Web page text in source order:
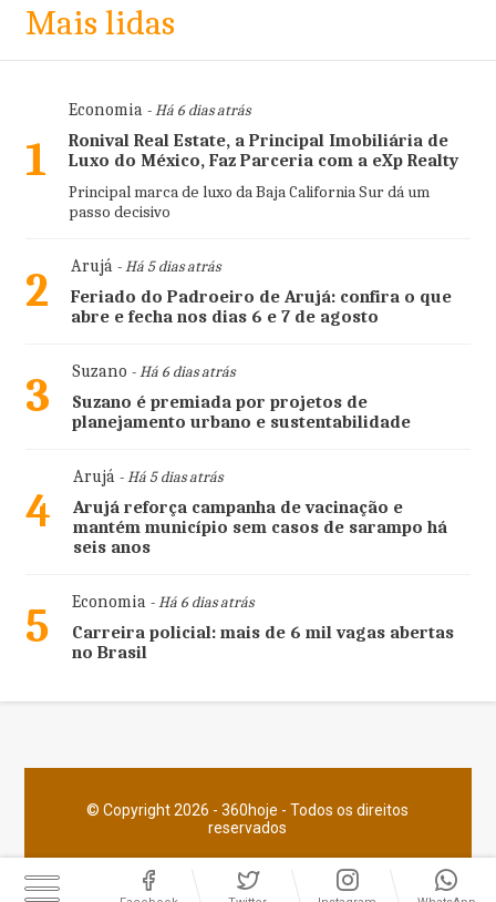
Mais lidas
1
Economia- Há 6 dias atrás
Ronival Real Estate, a Principal Imobiliária de
Luxo do México, Faz Parceria com a eXp Realty
Principal marca de luxo da Baja California Sur dá um
passo decisivo
2 Arujá- Há 5 dias atrás
Feriado do Padroeiro de Arujá: confira o que
abre e fecha nos dias 6 e 7 de agosto
3 Suzano - Há 6 dias atrás
Suzano é premiada por projetos de
planejamento urbano e sustentabilidade
4
Arujá- Há 5 dias atrás
Arujá reforça campanha de vacinação e
mantém município sem casos de sarampo há
seis anos
5 Economia- Há 6 dias atrás
Carreira policial: mais de 6 mil vagas abertas
no Brasil
© Copyright 2026 - 360hoje - Todos os direitos
reservados